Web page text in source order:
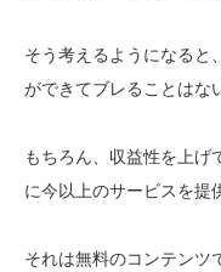
そう考えるようになると
ができてブレることはな
もちろん、収益性を上げ
に今以上のサービスを提
それは無料のコンテンツ